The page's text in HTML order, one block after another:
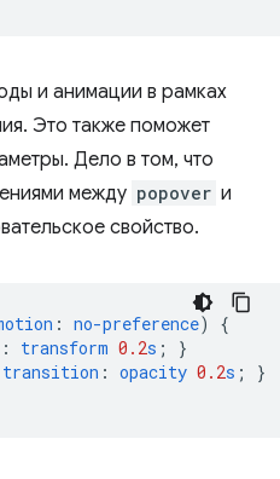
и анимации в рамках
Это также поможет
Дело в том, что
между popover и
свойство.
: no-preference)
{
: transform 0.2s ;
}
transition : opacity 0.2s ;
}